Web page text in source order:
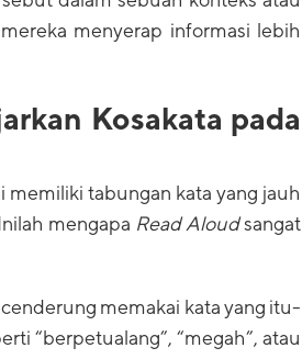
menyerap informasi lebih
Kosakata pada
memiliki tabungan kata yang jauh
mengapa Read Aloudsangat
memakai kata yang itu-
“berpetualang”, “megah”, atau